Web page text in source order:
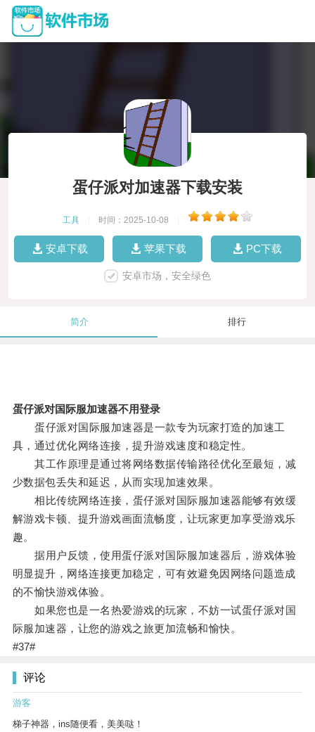
蛋仔派对加速器下载安装
工具 时间：2025-10-08
安卓下载 苹果下载 PC下载
安卓市场，安全绿色
简介 排行
蛋仔派对国际服加速器不用登录
蛋仔派对国际服加速器是一款专为玩家打造的加速工
具，通过优化网络连接，提升游戏速度和稳定性。
其工作原理是通过将网络数据传输路径优化至最短，减
少数据包丢失和延迟，从而实现加速效果。
相比传统网络连接，蛋仔派对国际服加速器能够有效缓
解游戏卡顿、提升游戏画面流畅度，让玩家更加享受游戏乐
趣。
据用户反馈，使用蛋仔派对国际服加速器后，游戏体验
明显提升，网络连接更加稳定，可有效避免因网络问题造成
的不愉快游戏体验。
如果您也是一名热爱游戏的玩家，不妨一试蛋仔派对国
际服加速器，让您的游戏之旅更加流畅和愉快。
#37#
评论
游客
梯子神器，ins随便看，美美哒！